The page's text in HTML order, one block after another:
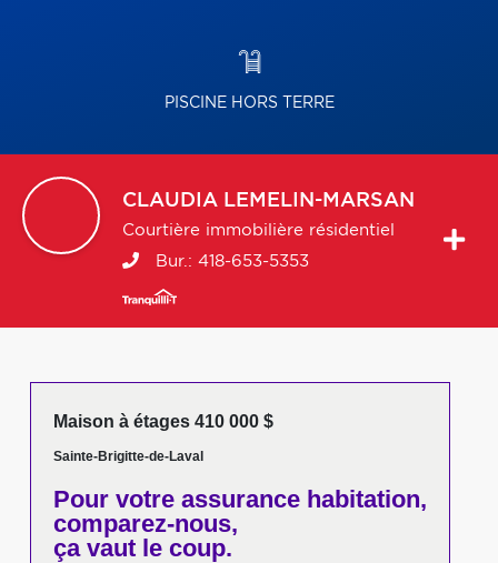
PISCINE HORS TERRE
CLAUDIA LEMELIN-MARSAN
Courtière immobilière résidentiel
Bur.: 418-653-5353
Maison à étages 410 000 $
Sainte-Brigitte-de-Laval
Pour votreassurance habitation,
comparez-nous,
ça vaut le coup.